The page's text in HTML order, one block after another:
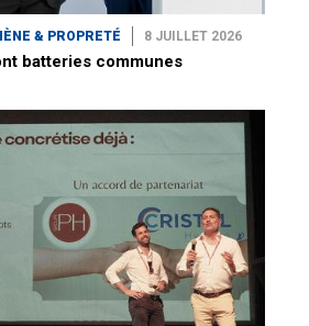
& PROPRETÉ 8 JUILLET 2026
batteries communes